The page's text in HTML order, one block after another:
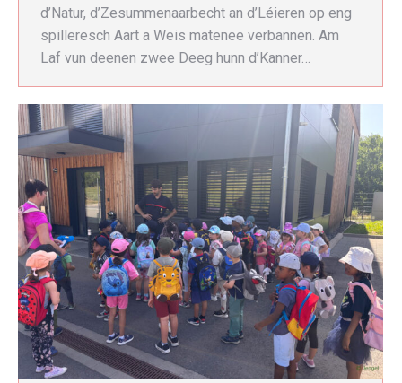
d’Natur, d’Zesummenaarbecht an d’Léieren op eng
spilleresch Aart a Weis matenee verbannen. Am
Laf vun deenen zwee Deeg hunn d’Kanner…